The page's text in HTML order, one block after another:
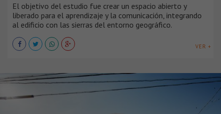
El objetivo del estudio fue crear un espacio abierto y
liberado para el aprendizaje y la comunicación, integrando
al edificio con las sierras del entorno geográfico.
VER +